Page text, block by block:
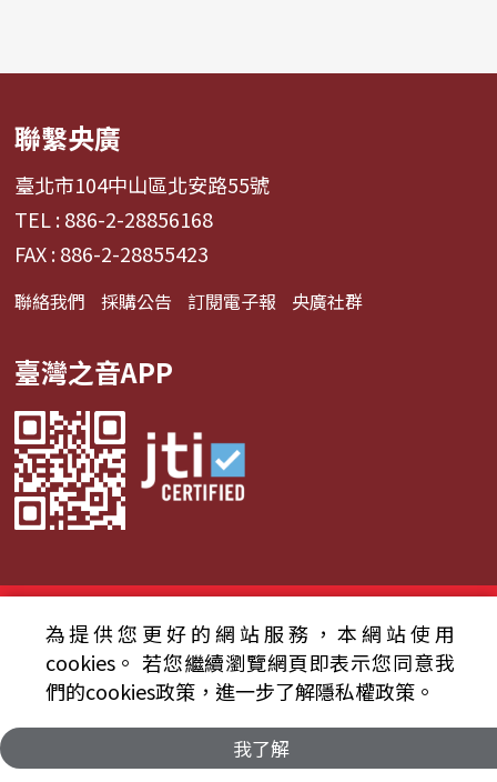
聯繫央廣
臺北市104中山區北安路55號
TEL : 886-2-28856168
FAX : 886-2-28855423
聯絡我們 採購公告 訂閱電子報 央廣社群
臺灣之音APP
© 2024財團法人中央廣播電臺 版權所有
資通安全政策聲明
服務條款 隱私權條款
為提供您更好的網站服務，本網站使用
cookies。 若您繼續瀏覽網頁即表示您同意我
們的cookies政策，進一步了解隱私權政策。
我了解